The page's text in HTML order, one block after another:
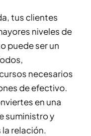
tus clientes
niveles de
puede ser un
necesarios
de efectivo.
en una
suministro y
la relación.